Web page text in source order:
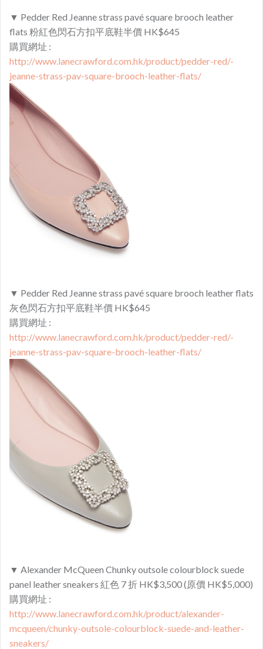
▼ Pedder Red Jeanne strass pavé square brooch leather
flats 粉紅色閃石方扣平底鞋半價 HK$645
購買網址 :
http://www.lanecrawford.com.hk/product/pedder-red/-
jeanne-strass-pav-square-brooch-leather-flats/
▼ Pedder Red Jeanne strass pavé square brooch leather flats
灰色閃石方扣平底鞋半價 HK$645
購買網址 :
http://www.lanecrawford.com.hk/product/pedder-red/-
jeanne-strass-pav-square-brooch-leather-flats/
▼ Alexander McQueen Chunky outsole colourblock suede
panel leather sneakers 紅色 7 折 HK$3,500 (原價 HK$5,000)
購買網址 :
http://www.lanecrawford.com.hk/product/alexander-
mcqueen/chunky-outsole-colourblock-suede-and-leather-
sneakers/